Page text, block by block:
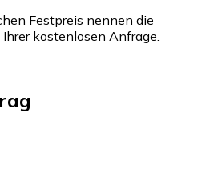
Festpreis nennen die
kostenlosen Anfrage.